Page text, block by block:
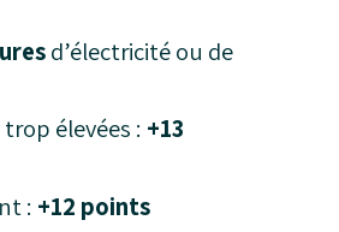
d’électricité ou de
élevées : +13
: +12 points